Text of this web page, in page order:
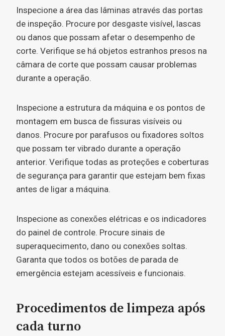
Inspecione a área das lâminas através das portas
de inspeção. Procure por desgaste visível, lascas
ou danos que possam afetar o desempenho de
corte. Verifique se há objetos estranhos presos na
câmara de corte que possam causar problemas
durante a operação.
Inspecione a estrutura da máquina e os pontos de
montagem em busca de fissuras visíveis ou
danos. Procure por parafusos ou fixadores soltos
que possam ter vibrado durante a operação
anterior. Verifique todas as proteções e coberturas
de segurança para garantir que estejam bem fixas
antes de ligar a máquina.
Inspecione as conexões elétricas e os indicadores
do painel de controle. Procure sinais de
superaquecimento, dano ou conexões soltas.
Garanta que todos os botões de parada de
emergência estejam acessíveis e funcionais.
Procedimentos de limpeza após
cada turno